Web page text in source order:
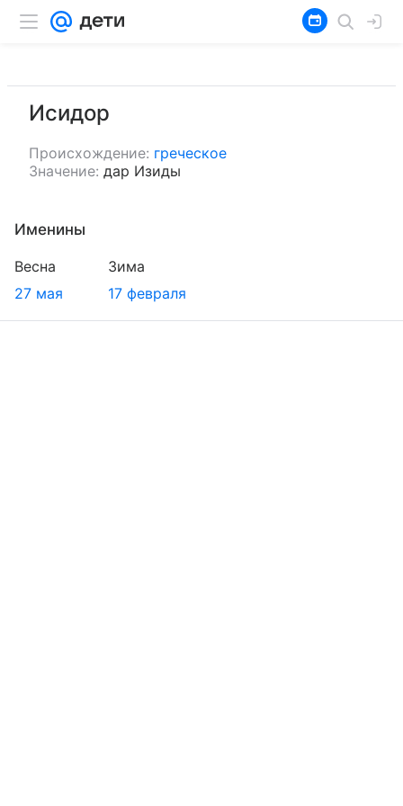
Исидор
Происхождение: греческое
Значение: дар Изиды
Именины
Весна
27 мая
Зима
17 февраля